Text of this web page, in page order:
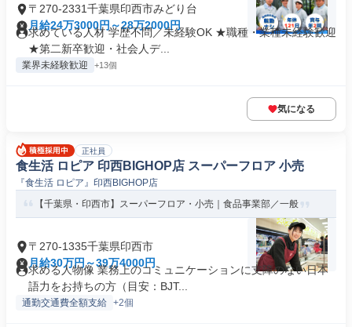
〒270-2331千葉県印西市みどり台
月給24万3000円～28万2000円
求めている人材 学歴不問／未経験OK ★職種・業種未経験歓迎
★第二新卒歓迎・社会人デ...
業界未経験歓迎 +13個
気になる
正社員
食生活 ロピア 印西BIGHOP店 スーパーフロア 小売
『食生活 ロピア』印西BIGHOP店
【千葉県・印西市】スーパーフロア・小売｜食品事業部／一般
〒270-1335千葉県印西市
月給30万円～39万4000円
求める人物像 業務上のコミュニケーションに支障のない日本
語力をお持ちの方（目安：BJT...
通勤交通費全額支給 +2個